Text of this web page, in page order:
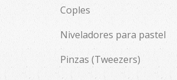
Coples
Niveladores para pastel
Pinzas (Tweezers)